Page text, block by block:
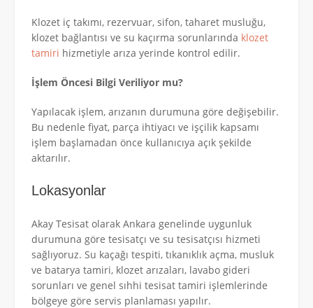
Klozet iç takımı, rezervuar, sifon, taharet musluğu,
klozet bağlantısı ve su kaçırma sorunlarında klozet
tamiri hizmetiyle arıza yerinde kontrol edilir.
İşlem Öncesi Bilgi Veriliyor mu?
Yapılacak işlem, arızanın durumuna göre değişebilir.
Bu nedenle fiyat, parça ihtiyacı ve işçilik kapsamı
işlem başlamadan önce kullanıcıya açık şekilde
aktarılır.
Lokasyonlar
Akay Tesisat olarak Ankara genelinde uygunluk
durumuna göre tesisatçı ve su tesisatçısı hizmeti
sağlıyoruz. Su kaçağı tespiti, tıkanıklık açma, musluk
ve batarya tamiri, klozet arızaları, lavabo gideri
sorunları ve genel sıhhi tesisat tamiri işlemlerinde
bölgeye göre servis planlaması yapılır.